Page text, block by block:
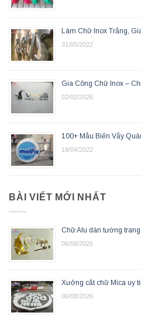
Làm Chữ Inox Trắng,
31/05/2022
Gia Công Chữ Inox –
02/02/2026
100+ Mẫu Biển Vẫy
18/04/2022
BÀI VIẾT MỚI NHẤT
Chữ Alu dán tường
06/08/2026
Xưởng cắt chữ Mica uy
06/08/2026